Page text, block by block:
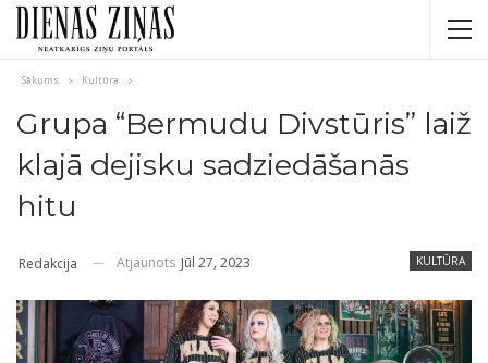
Sākums Kultūra
Grupa “Bermudu Divstūris” laiž
klajā dejisku sadziedāšanās
hitu
KULTŪRA
Redakcija Atjaunots Jūl 27, 2023